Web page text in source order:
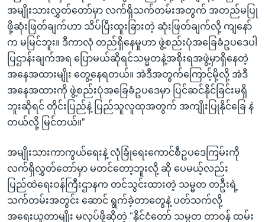
အမျိုးသားလွှတ်တော်မှာ လက်ရှိသက်တမ်းအတွက် အတည်မပြု
ဖို့ဆုံးဖြတ်ချက်ဟာ သိပ်ပြီးထူးခြားတဲ့ ဆုံးဖြတ်ချက်လို့ ကျနော်
က မမြင်ဘူး။ ဒီကာလုံ တည်ရှိနေမှုဟာ ဖွဲ့စည်းပုံအခြေခံဥပဒေပါ
ပြဌာန်းချက်အရ ပြောမယ်ဆိုရင်သမ္မတနဲ့အစိုးရအဖွဲ့မှာရှိနေတဲ့
အနေအထားမျိုး တွေ့နေရတယ်။ အဲဒီအတွက်ကြောင့်မို့လို့ အဲဒီ
အနေအထားကို ဖွဲ့စည်းပုံအခြေခံဥပဒေမှာ ပြင်ဆင်နိုင်ခြင်းမရှိ
ဘူးဆိုရင် တိုင်းပြည်နဲ့ ပြည်သူလူထုအတွက် အကျိုးပြုနိုင်ခြေ နဲ
တယ်လို့ မြင်တယ်။”
အမျိုးသားကာကွယ်ရေးနဲ့ လုံခြုံရေးကောင်စီဥပဒေကြမ်းကို
လက်ရှိလွှတ်တော်မှာ မတင်တော့ဘူးလို့ ဆို ပေမယ့်လည်း
ပြည်ထဲရေးဝန်ကြီးဌာနက တင်သွင်းထားတဲ့ သမ္မတ တဦးရဲ့
သက်တမ်းအတွင်း ဆောင် ရွက်ခဲ့တာတွေနဲ့ ပတ်သက်လို့
အရေးယူတာမျိုး မလုပ်ဖို့ဆိုတဲ့ "နိုင်ငံတော် သမ္မတ တာဝန် ထမ်း